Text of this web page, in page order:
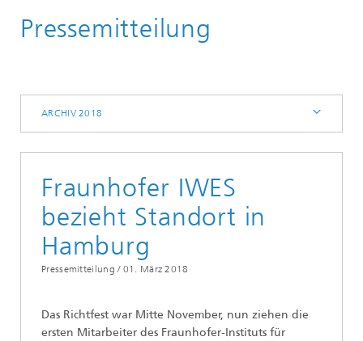
Presse | Medien
Pressemitteilung
ARCHIV 2018
Fraunhofer IWES
bezieht Standort in
Hamburg
Pressemitteilung / 01. März 2018
Das Richtfest war Mitte November, nun ziehen die
ersten Mitarbeiter des Fraunhofer-Instituts für